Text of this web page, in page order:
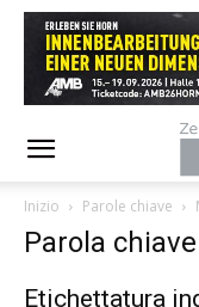
Inizio Parole chiave
Parola
Etichettatura